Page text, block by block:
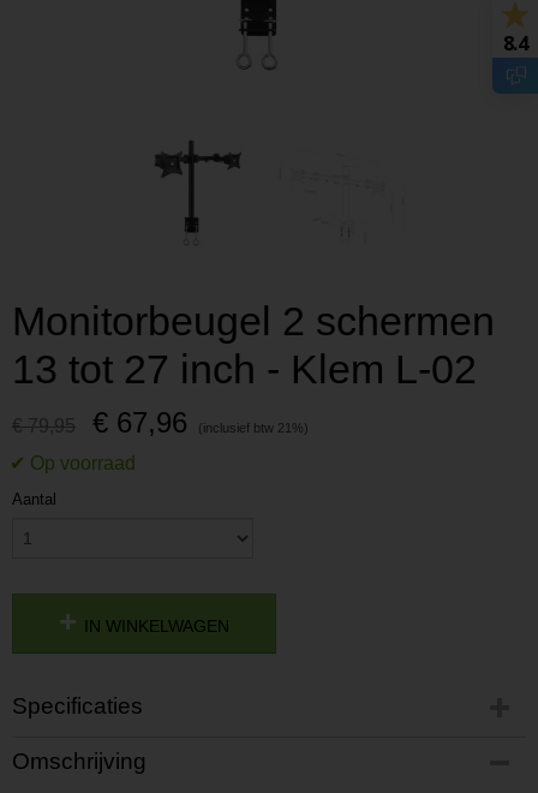
Monitorbeugel 2 schermen
13 tot 27 inch - Klem L-02
€ 79,95 € 67,96
Aantal
IN WINKELWAGEN
Specificaties
Productcode
P201605091713
Omschrijving
8.4